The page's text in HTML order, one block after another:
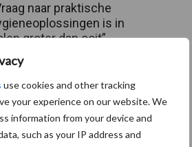
use cookies and other tracking
your experience on our website. We
information from your device and
such as your IP address and
naar praktische
is in
groter dan ooit”